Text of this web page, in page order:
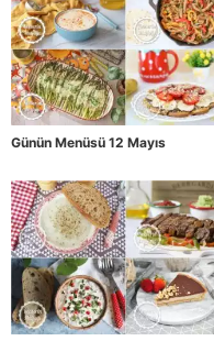
Günün Menüsü 12 Mayıs